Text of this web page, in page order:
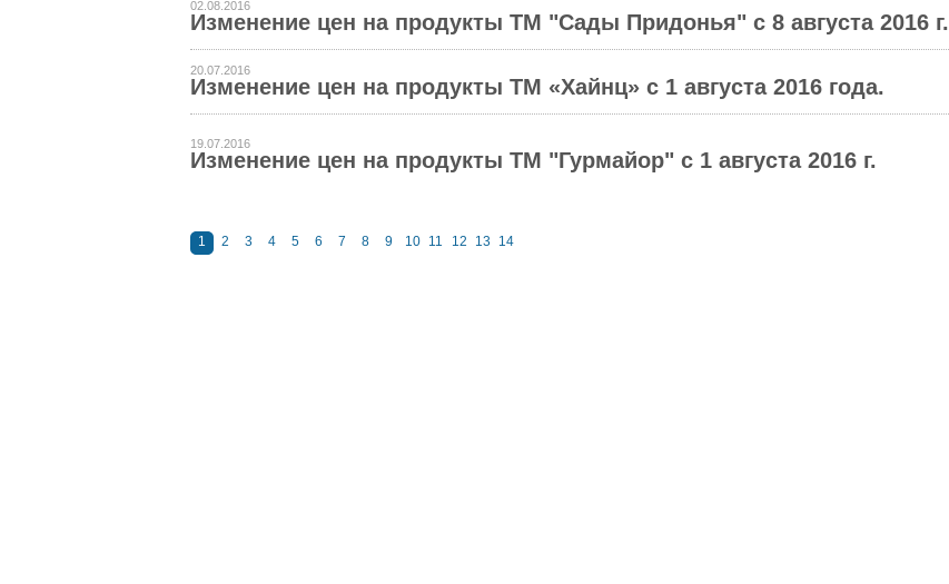
02.08.2016
Изменение цен на продукты ТМ "Сады Придонья" с 8 августа 2016 г.
20.07.2016
Изменение цен на продукты ТМ «Хайнц» с 1 августа 2016 года.
19.07.2016
Изменение цен на продукты ТМ "Гурмайор" с 1 августа 2016 г.
1 2 3 4 5 6 7 8 9 10 11 12 13 14